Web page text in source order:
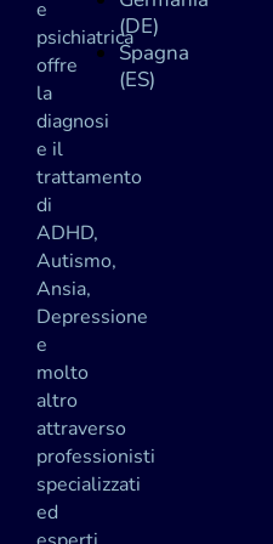
e
psichiatrica
offre
la
diagnosi
e il
trattamento
di
ADHD,
Autismo,
Ansia,
Depressione
e
molto
altro
attraverso
professionisti
specializzati
ed
(DE)
Spagna
(ES)